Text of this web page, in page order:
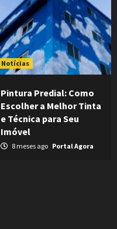
Notícias
Pintura Predial: Como
Escolher a Melhor Tinta
e Técnica para Seu
Imóvel
8 meses ago Portal Agora